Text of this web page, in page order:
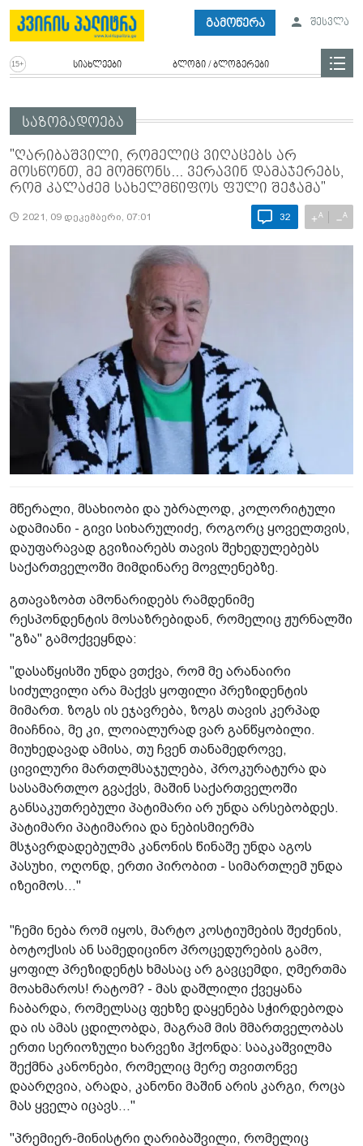
გამოწერა შესვლა
სიახლეები ბლოგი / ბლოგერები
საზოგადოება
"ღარიბაშვილი, რომელიც ვიღაცებს არ
მოსწონთ, მე მომწონს... ვერავინ დამაჯერებს,
რომ კალაძემ სახელმწიფოს ფული შეჭამა"
2021, 09 დეკემბერი, 07:01 32 +A −A
მწერალი, მსახიობი და უბრალოდ, კოლორიტული
ადამიანი - გივი სიხარულიძე, როგორც ყოველთვის,
დაუფარავად გვიზიარებს თავის შეხედულებებს
საქართველოში მიმდინარე მოვლენებზე.
გთავაზობთ ამონარიდებს რამდენიმე
რესპონდენტის მოსაზრებიდან, რომელიც ჟურნალში
"გზა" გამოქვეყნდა:
"დასაწყისში უნდა ვთქვა, რომ მე არანაირი
სიძულვილი არა მაქვს ყოფილი პრეზიდენტის
მიმართ. ზოგს ის ეჯავრება, ზოგს თავის კერპად
მიაჩნია, მე კი, ლოიალურად ვარ განწყობილი.
მიუხედავად ამისა, თუ ჩვენ თანამედროვე,
ცივილური მართლმსაჯულება, პროკურატურა და
სასამართლო გვაქვს, მაშინ საქართველოში
განსაკუთრებული პატიმარი არ უნდა არსებობდეს.
პატიმარი პატიმარია და ნებისმიერმა
მსჯავრდადებულმა კანონის წინაშე უნდა აგოს
პასუხი, ოღონდ, ერთი პირობით - სიმართლემ უნდა
იზეიმოს..."
"ჩემი ნება რომ იყოს, მარტო კოსტიუმების შეძენის,
ბოტოქსის ან სამედიცინო პროცედურების გამო,
ყოფილ პრეზიდენტს ხმასაც არ გავცემდი, ღმერთმა
მოახმაროს! რატომ? - მას დაშლილი ქვეყანა
ჩაბარდა, რომელსაც ფეხზე დაყენება სჭირდებოდა
და ის ამას ცდილობდა, მაგრამ მის მმართველობას
ერთი სერიოზული ხარვეზი ჰქონდა: სააკაშვილმა
შექმნა კანონები, რომელიც მერე თვითონვე
დაარღვია, არადა, კანონი მაშინ არის კარგი, როცა
მას ყველა იცავს..."
"პრემიერ-მინისტრი ღარიბაშვილი, რომელიც